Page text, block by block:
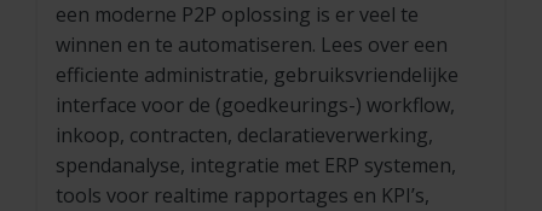
een moderne P2P oplossing is er veel te
winnen en te automatiseren. Lees over een
efficiente administratie, gebruiksvriendelijke
interface voor de (goedkeurings-) workflow,
inkoop, contracten, declaratieverwerking,
spendanalyse, integratie met ERP systemen,
tools voor realtime rapportages en KPI’s,